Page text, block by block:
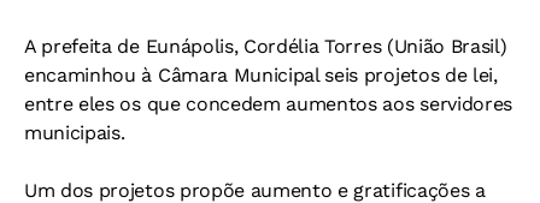
A prefeita de Eunápolis, Cordélia Torres (União Brasil)
encaminhou à Câmara Municipal seis projetos de lei,
entre eles os que concedem aumentos aos servidores
municipais.
Um dos projetos propõe aumento e gratificações a